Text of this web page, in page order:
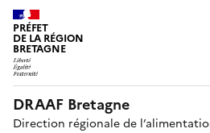
PRÉFET
DE LA RÉGION
BRETAGNE
DRAAF Bretagne
Direction régionale de